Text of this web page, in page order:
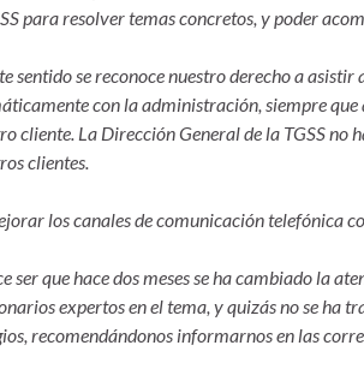
para resolver temas concretos, y poder
sentido se reconoce nuestro derecho a
con la administración, siempre
cliente. La Dirección General de la TGSS
clientes.
los canales de comunicación telefónica
ser que hace dos meses se ha cambiado la
expertos en el tema, y quizás no se ha
recomendándonos informarnos en las